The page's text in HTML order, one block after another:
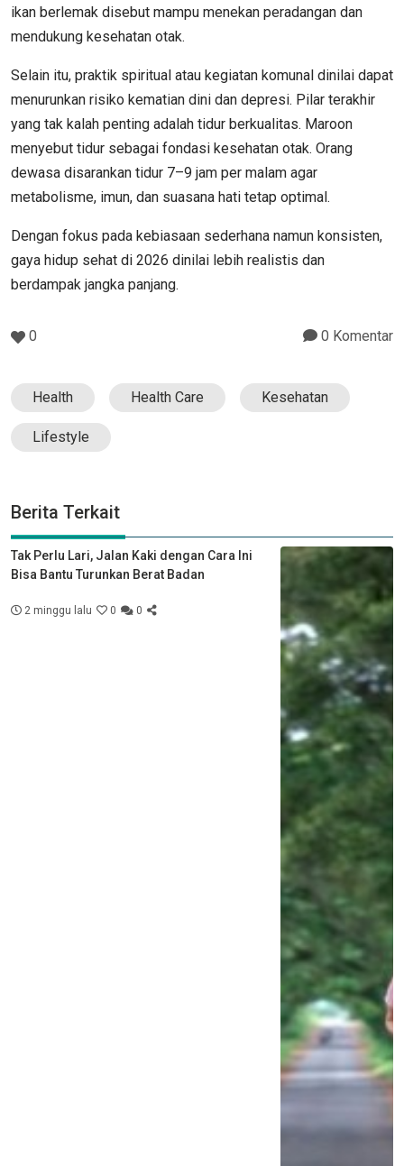
ikan berlemak disebut mampu menekan peradangan dan
mendukung kesehatan otak.
Selain itu, praktik spiritual atau kegiatan komunal dinilai dapat
menurunkan risiko kematian dini dan depresi. Pilar terakhir
yang tak kalah penting adalah tidur berkualitas. Maroon
menyebut tidur sebagai fondasi kesehatan otak. Orang
dewasa disarankan tidur 7–9 jam per malam agar
metabolisme, imun, dan suasana hati tetap optimal.
Dengan fokus pada kebiasaan sederhana namun konsisten,
gaya hidup sehat di 2026 dinilai lebih realistis dan
berdampak jangka panjang.
0 0 Komentar
Health Health Care Kesehatan
Lifestyle
Berita Terkait
Tak Perlu Lari, Jalan Kaki dengan Cara Ini
Bisa Bantu Turunkan Berat Badan
2 minggu lalu 0 0